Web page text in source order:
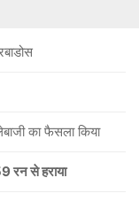
का फैसला किया
रन से हराया